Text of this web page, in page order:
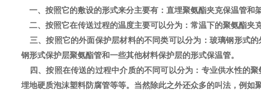
一、按照它的敷设的形式来分主要有：直埋聚氨酯夹克保温管和
二、按照它在传送过程的温度主要可以分为：常温下的聚氨酯夹
三、按照它的外面保护层材料的不同类可以分为：玻璃钢形式的
钢形式保护层聚氨酯管和一些其他材料保护层的形式保温管。
四、按照在传送的过程中介质的不同可以分为：专业供水性的
埋地硬质泡沫塑料防腐管等等。当然除此之外还众多的叫法，例如